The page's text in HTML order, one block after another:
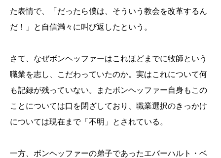
た表情で、「だったら僕は、そういう教会を改革するん
だ！」と自信満々に叫び返したという。
さて、なぜボンヘッファーはこれほどまでに牧師という
職業を志し、こだわっていたのか。実はこれについて何
も記録が残っていない。またボンヘッファー自身もこの
ことについては口を閉ざしており、職業選択のきっかけ
については現在まで「不明」とされている。
一方、ボンヘッファーの弟子であったエバーハルト・ベ